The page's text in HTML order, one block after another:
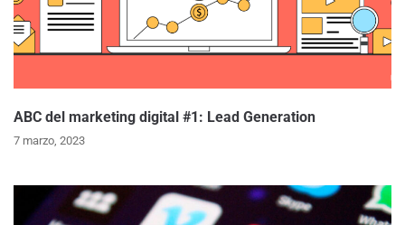
ABC del marketing digital #1: Lead Generation
7 marzo, 2023